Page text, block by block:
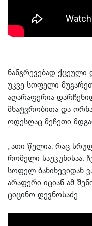
ნანგრევებად ქცეული
უკვე სოფელი
აღარაფერია
მხატვრობითა და
ოდესღაც მეჩეთი
„ათი წელია, რაც
რომელი საუკუნისაა.
სოფელ ბანიხევიდან
არაფერი იციან ამ
ციცინო დევნოსაძე.